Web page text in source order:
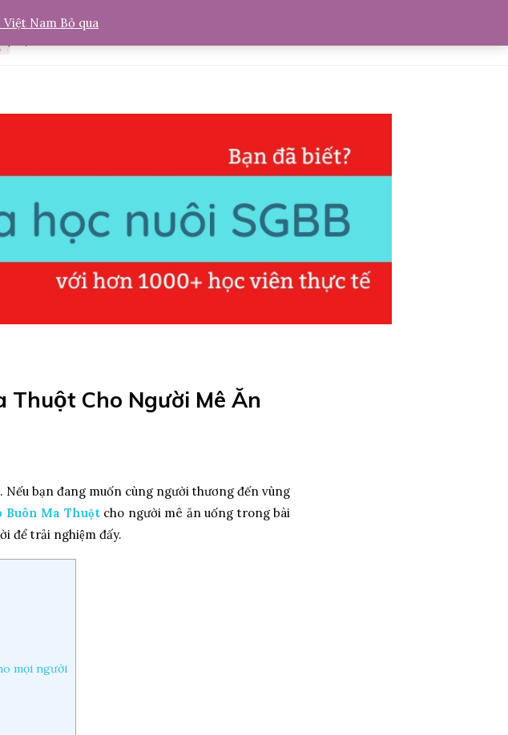
Thuột Cho Người Mê Ăn
bạn đang muốn cùng người thương đến vùng
Buôn Ma Thuộtcho người mê ăn uống trong bài
để trải nghiệm đấy.
mọi người
Việt Nam Bỏ qua